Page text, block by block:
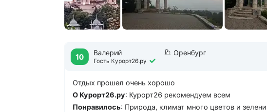
10 Валерий
Гость Курорт26.ру
Оренбург
Отдых прошел очень хорошо
О Курорт26.ру: Курорт26 рекомендуем всем
Понравилось: Природа, климат много цветов и зелени